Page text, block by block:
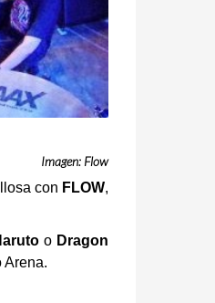
Imagen: Flow
con FLOW,
o Dragon
Arena.